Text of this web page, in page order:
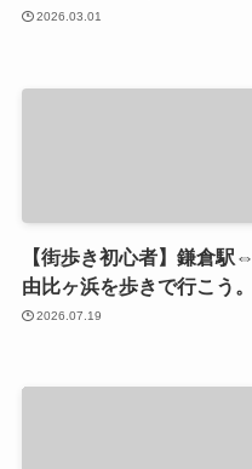
2026.03.01
【街歩き初心者】鎌倉駅⇔
由比ヶ浜を歩きで行こう。
2026.07.19